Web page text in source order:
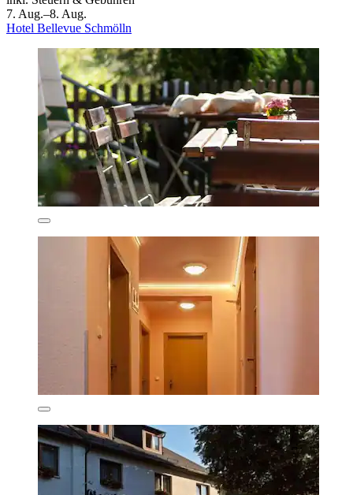
7. Aug.–8. Aug.
Hotel Bellevue Schmölln